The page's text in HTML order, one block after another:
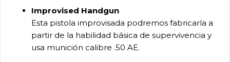
Improvised Handgun
Esta pistola improvisada podremos fabricarla a
partir de la habilidad básica de supervivencia y
usa munición calibre .50 AE.